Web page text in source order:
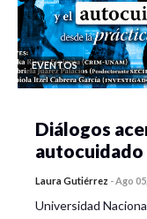
EVENTOS
Diálogos
autocuidado
Laura Gutiérrez -Ago
Universidad